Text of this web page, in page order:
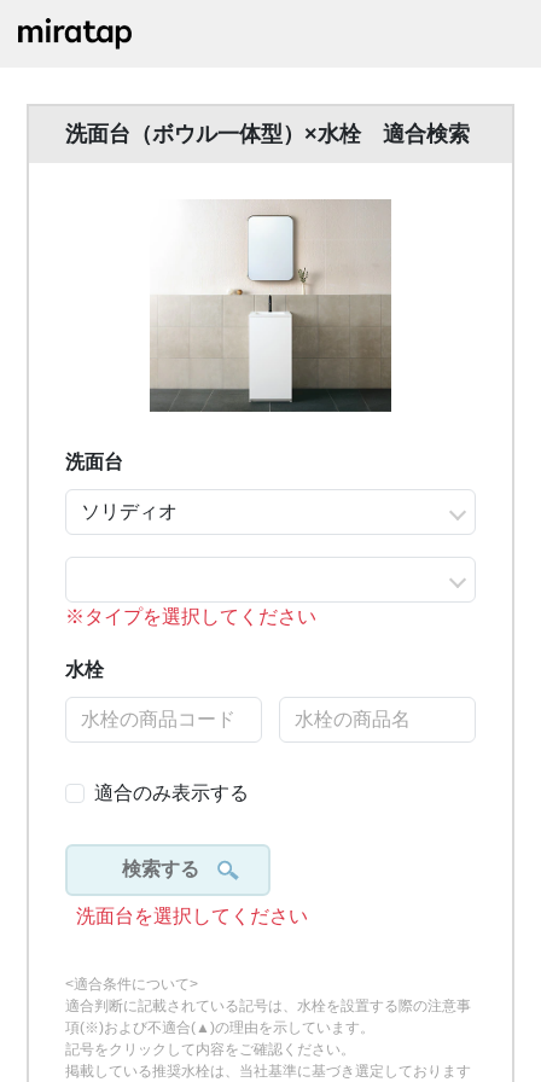
洗面台（ボウル一体型）×水栓 適合検索
洗面台
※タイプを選択してください
水栓
適合のみ表示する
検索する
洗面台を選択してください
<適合条件について>
適合判断に記載されている記号は、水栓を設置する際の注意事
項(※)および不適合(▲)の理由を示しています。
記号をクリックして内容をご確認ください。
掲載している推奨水栓は、当社基準に基づき選定しております